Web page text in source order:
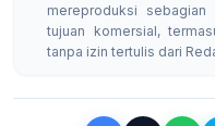
mereproduksi
tujuan komersial,
tanpa izin tertulis dari